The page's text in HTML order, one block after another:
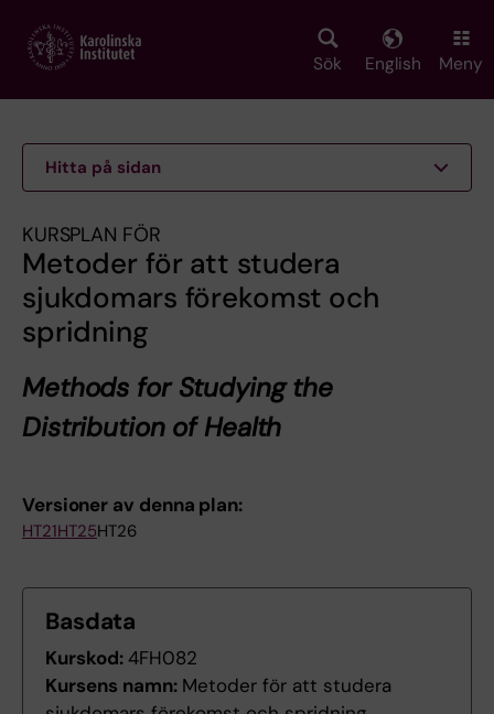
main
Sök English Meny
Hitta på sidan
KURSPLAN FÖR
Metoder för att studera
sjukdomars förekomst och
spridning
Methods for Studying the
Distribution of Health
Versioner av denna plan:
HT21HT25HT26
Basdata
Kurskod:4FH082
Kursens namn: Metoder för att studera